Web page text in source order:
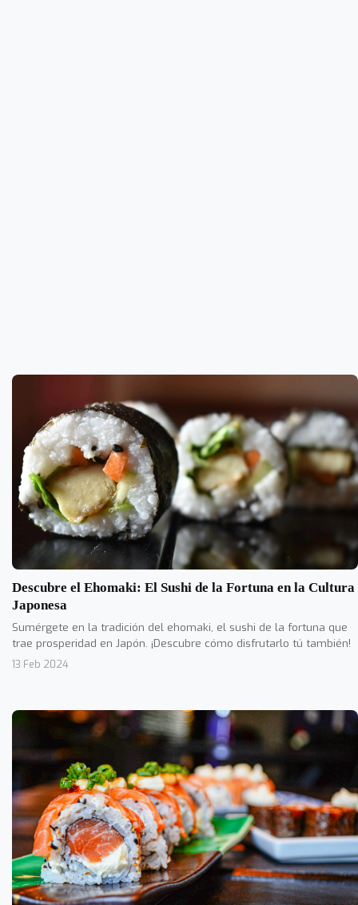
Descubre el Ehomaki: El Sushi de la Fortuna en la Cultura
Japonesa
Sumérgete en la tradición del ehomaki, el sushi de la fortuna que
trae prosperidad en Japón. ¡Descubre cómo disfrutarlo tú también!
13 Feb 2024